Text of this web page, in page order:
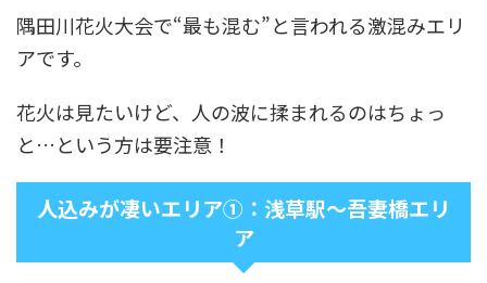
隅田川花火大会で“最も混む”と言われる激混みエリ
アです。
花火は見たいけど、人の波に揉まれるのはちょっ
と…という方は要注意！
人込みが凄いエリア①：浅草駅～吾妻橋エリ
ア